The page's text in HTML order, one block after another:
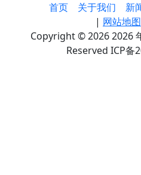
首页 关于我们 新
| 网站地图
Copyright © 2026 2026
Reserved ICP备